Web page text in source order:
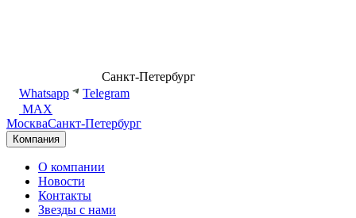
Санкт-Петербург
Whatsapp
Telegram
MAX
МоскваСанкт-Петербург
Компания
О компании
Новости
Контакты
Звезды с нами